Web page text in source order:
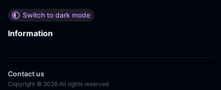
Switch to dark mode
Information
Contact us
Copyright © 2026 All rights reserved.